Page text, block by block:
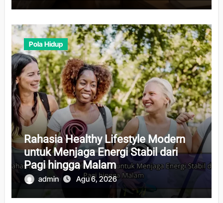
Pola Hidup
Rahasia Healthy Lifestyle Modern
untuk Menjaga Energi Stabil dari
Pagi hingga Malam
admin Agu 6, 2026